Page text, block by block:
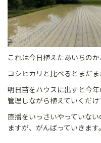
これは今日植えたあいちのか
コシヒカリと比べるとまだ
明日苗をハウスに出すと今
管理しながら植えていくだけ
直播をいっさいやっていな
ますが、がんばっていきます。